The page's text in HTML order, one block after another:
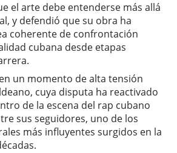
el arte debe entenderse más allá
y defendió que su obra ha
coherente de confrontación
cubana desde etapas
un momento de alta tensión
cuya disputa ha reactivado
de la escena del rap cubano
sus seguidores, uno de los
más influyentes surgidos en la